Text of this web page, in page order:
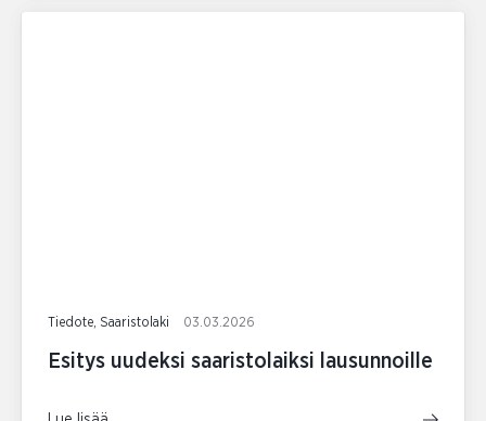
Tiedote, Saaristolaki 03.03.2026
Esitys uudeksi saaristolaiksi lausunnoille